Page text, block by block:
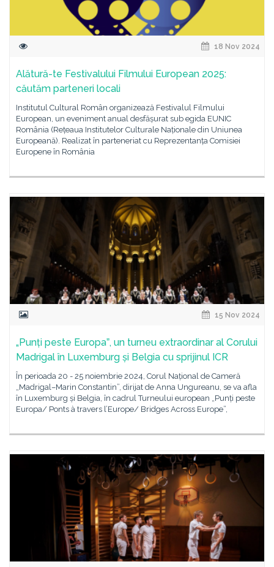
18 Nov 2024
Alătură-te Festivalului Filmului European 2025:
căutăm parteneri locali
Institutul Cultural Român organizează Festivalul Filmului
European, un eveniment anual desfășurat sub egida EUNIC
România (Rețeaua Institutelor Culturale Naționale din Uniunea
Europeană). Realizat în parteneriat cu Reprezentanța Comisiei
Europene în România
15 Nov 2024
„Punți peste Europaˮ, un turneu extraordinar al Corului
Madrigal în Luxemburg și Belgia cu sprijinul ICR
În perioada 20 - 25 noiembrie 2024, Corul Național de Cameră
„Madrigal–Marin Constantin”, dirijat de Anna Ungureanu, se va afla
în Luxemburg și Belgia, în cadrul Turneului european „Punți peste
Europa/ Ponts à travers l’Europe/ Bridges Across Europe”,